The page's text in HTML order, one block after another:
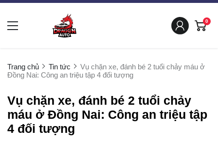
0
Trang chủ Tin tức
Vụ chặn xe, đánh bé 2 tuổi chảy máu ở
Đồng Nai: Công an triệu tập 4 đối tượng
Vụ chặn xe, đánh bé 2 tuổi chảy
máu ở Đồng Nai: Công an triệu tập
4 đối tượng